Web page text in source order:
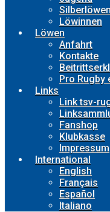
Silberlöwen
Löwinnen
Löwen
Anfahrt
Kontakte
Pro Rugby
Links
Link tsv-
Fanshop
Klubkasse
Impressum
International
English
Français
Español
Italiano